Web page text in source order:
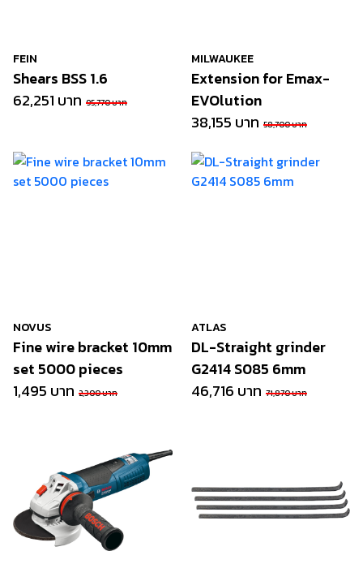
FEIN
Shears BSS 1.6
62,251 บาท 95,770 บาท
MILWAUKEE
Extension for Emax-
EVOlution
38,155 บาท 58,700 บาท
NOVUS
Fine wire bracket 10mm
set 5000 pieces
1,495 บาท 2,300 บาท
ATLAS
DL-Straight grinder
G2414 S085 6mm
46,716 บาท 71,870 บาท